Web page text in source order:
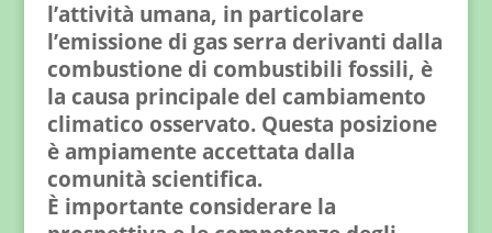
l’attività umana, in particolare
l’emissione di gas serra derivanti dalla
combustione di combustibili fossili, è
la causa principale del cambiamento
climatico osservato. Questa posizione
è ampiamente accettata dalla
comunità scientifica.
È importante considerare la